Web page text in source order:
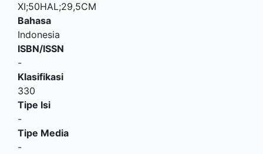
XI;50HAL;29,5CM
Bahasa
Indonesia
ISBN/ISSN
-
Klasifikasi
330
Tipe Isi
-
Tipe Media
-